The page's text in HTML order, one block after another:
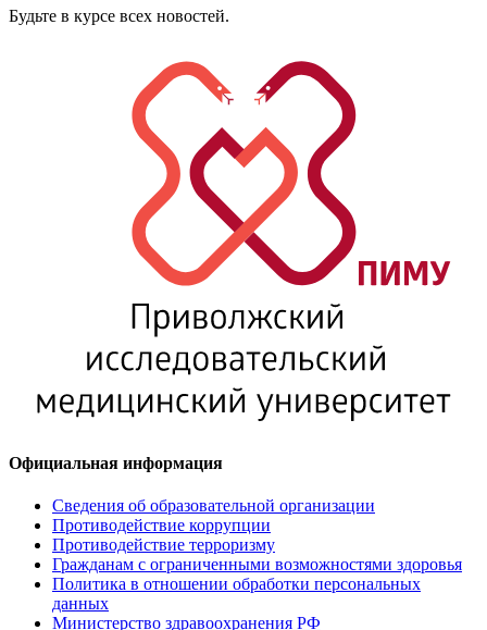
Будьте в курсе всех новостей.
Официальная информация
Сведения об образовательной организации
Противодействие коррупции
Противодействие терроризму
Гражданам с ограниченными возможностями здоровья
Политика в отношении обработки персональных
данных
Министерство здравоохранения РФ